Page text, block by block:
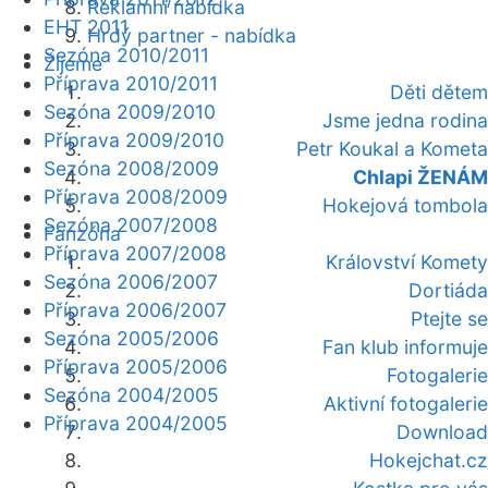
Reklamní nabídka
Hrdý partner - nabídka
Žijeme
Děti dětem
Jsme jedna rodina
Petr Koukal a Kometa
Chlapi ŽENÁM
Hokejová tombola
Fanzóna
Království Komety
Dortiáda
Ptejte se
Fan klub informuje
Fotogalerie
Aktivní fotogalerie
Download
Hokejchat.cz
EHT 2011
Sezóna 2010/2011
Příprava 2010/2011
Sezóna 2009/2010
Příprava 2009/2010
Sezóna 2008/2009
Příprava 2008/2009
Sezóna 2007/2008
Příprava 2007/2008
Sezóna 2006/2007
Příprava 2006/2007
Sezóna 2005/2006
Příprava 2005/2006
Sezóna 2004/2005
Příprava 2004/2005